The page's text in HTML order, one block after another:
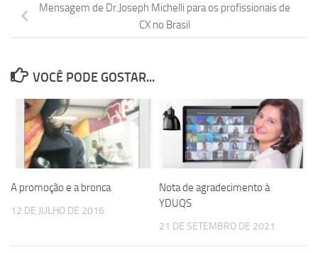
Mensagem de Dr.Joseph Michelli para os profissionais de
CX no Brasil
VOCÊ PODE GOSTAR...
A promoção e a bronca
12 DE JULHO DE 2016
Nota de agradecimento à
YDUQS
21 DE SETEMBRO DE 2021